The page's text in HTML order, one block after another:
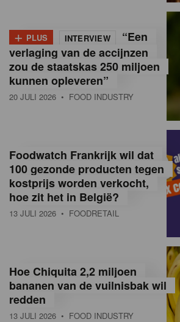
+ PLUS INTERVIEW
“Een
verlaging van de accijnzen
zou de staatskas 250 miljoen
kunnen opleveren”
20 JULI 2026 • FOOD INDUSTRY
Foodwatch Frankrijk wil dat
100 gezonde producten tegen
kostprijs worden verkocht,
hoe zit het in België?
13 JULI 2026 • FOODRETAIL
Hoe Chiquita 2,2 miljoen
bananen van de vuilnisbak wil
redden
13 JULI 2026 • FOOD INDUSTRY